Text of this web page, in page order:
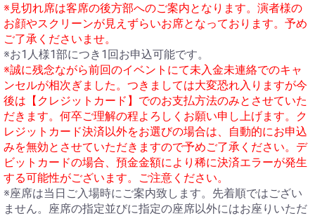
※見切れ席は客席の後方部へのご案内となります。演者様の
お顔やスクリーンが見えずらいお席となっております。予め
ご了承くださいませ。
※お1人様1部につき1回お申込可能です。
※誠に残念ながら前回のイベントにて未入金未連絡でのキャ
ンセルが相次ぎました。つきましては大変恐れ入りますが今
後は【クレジットカード】でのお支払方法のみとさせていた
だきます。何卒ご理解の程よろしくお願い申し上げます。ク
レジットカード決済以外をお選びの場合は、自動的にお申込
みを無効とさせていただきますので予めご了承ください。デ
ビットカードの場合、預金金額により稀に決済エラーが発生
する可能性がございます。ご注意ください。
※座席は当日ご入場時にご案内致します。先着順ではござい
ません。座席の指定並びに指定の座席以外にはお座りいただ